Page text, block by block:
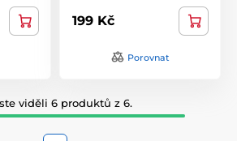
199 Kč
Porovnat
viděli 6 produktů z 6.